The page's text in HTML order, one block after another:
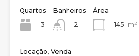
Quartos
3
Banheiros
2
Área
145 m²
Locação, Venda